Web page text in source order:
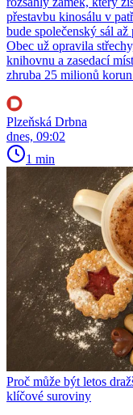
přestavbu kinosálu v
bude společenský sál
Obec už opravila
knihovnu a zasedací
zhruba 25 milionů
Plzeňská Drbna
dnes, 09:02
1 min
Proč může být letos
klíčové suroviny